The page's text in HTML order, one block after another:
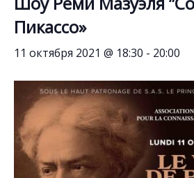
Пикассо»
11 октября 2021 @ 18:30 - 20:00